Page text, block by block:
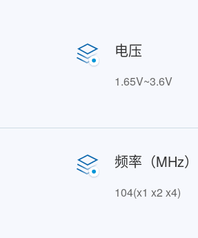
电压
1.65V~3.6V
频率（MHz）
104(x1 x2 x4)